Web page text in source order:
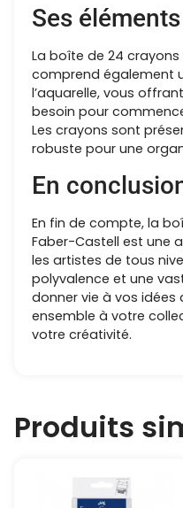
Ses
La boîte de 24
comprend également
l’aquarelle, vous
besoin pour
Les crayons sont
robuste pour une
En
En fin de compte, la
Faber-Castell est une
les artistes de tous
polyvalence et une
donner vie à vos idées
ensemble à votre
votre créativité.
Produits